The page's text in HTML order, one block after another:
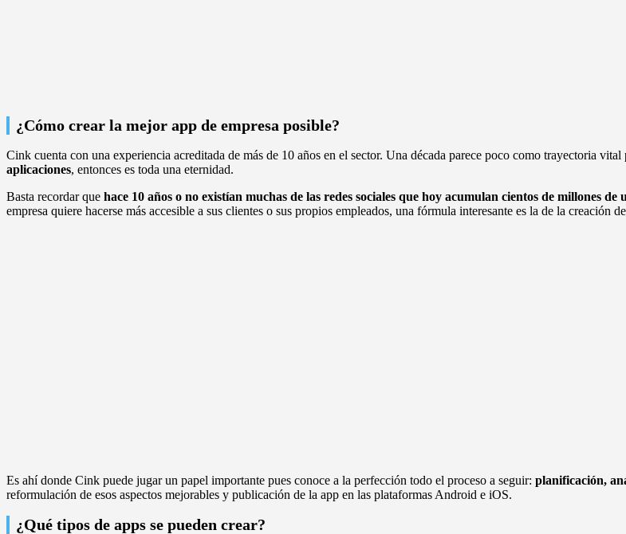
¿Cómo crear la mejor app de empresa posible?
Cink cuenta con una experiencia acreditada de más de 10 años en el sector. Una década parece poco como trayectoria
aplicaciones, entonces es toda una eternidad.
Basta recordar que hace 10 años o no existían muchas de las redes sociales que hoy acumulan cientos de millones de
empresa quiere hacerse más accesible a sus clientes o sus propios empleados, una fórmula interesante es la de la creación
Es ahí donde Cink puede jugar un papel importante pues conoce a la perfección todo el proceso a seguir: planificación,
reformulación de esos aspectos mejorables y publicación de la app en las plataformas Android e iOS.
¿Qué tipos de apps se pueden crear?